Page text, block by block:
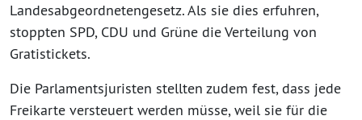
Landesabgeordnetengesetz. Als sie dies erfuhren,
stoppten SPD, CDU und Grüne die Verteilung von
Gratistickets.
Die Parlamentsjuristen stellten zudem fest, dass jede
Freikarte versteuert werden müsse, weil sie für die